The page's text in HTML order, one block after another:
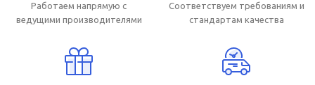
Работаем напрямую с
ведущими производителями
Соответствуем требованиям и
стандартам качества